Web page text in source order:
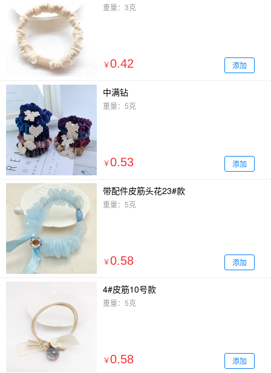
重量：3克
￥0.42 添加
中满钻
重量：5克
￥0.53 添加
带配件皮筋头花23#款
重量：5克
￥0.58 添加
4#皮筋10号款
重量：5克
￥0.58 添加